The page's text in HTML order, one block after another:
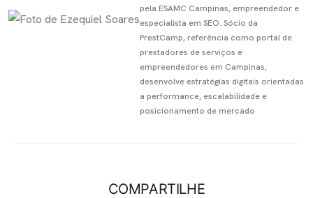
pela ESAMC Campinas, empreendedor e
especialista em SEO. Sócio da
PrestCamp, referência como portal de
prestadores de serviços e
empreendedores em Campinas,
desenvolve estratégias digitais orientadas
a performance, escalabilidade e
posicionamento de mercado
COMPARTILHE